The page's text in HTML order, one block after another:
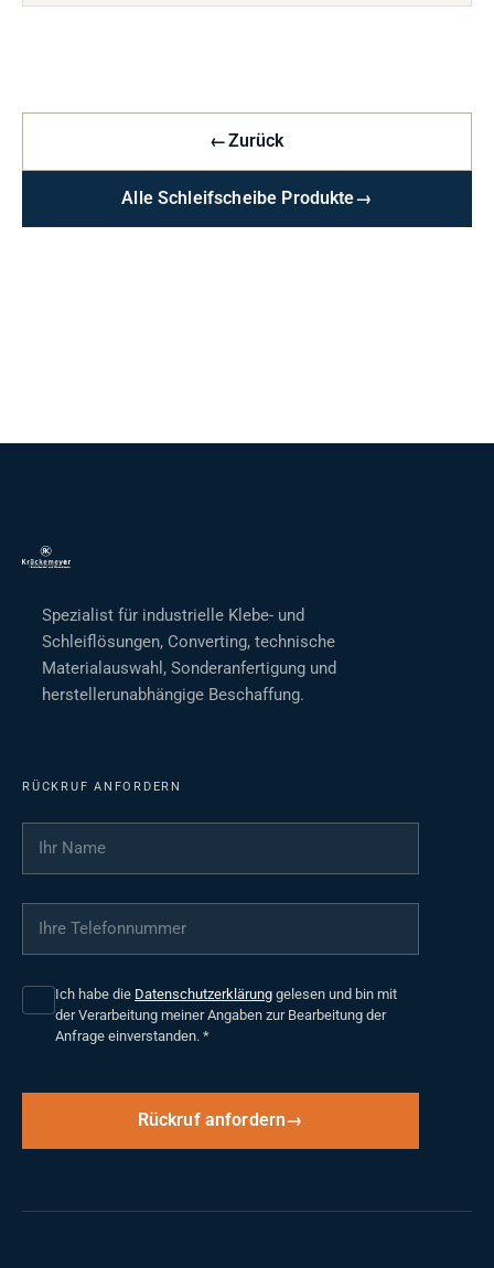
←Zurück
Alle Schleifscheibe Produkte→
Spezialist für industrielle Klebe- und
Schleiflösungen, Converting, technische
Materialauswahl, Sonderanfertigung und
herstellerunabhängige Beschaffung.
RÜCKRUF ANFORDERN
Ihr Name
Ihre Telefonnummer
Ich habe die Datenschutzerklärung gelesen und bin mit
der Verarbeitung meiner Angaben zur Bearbeitung der
Anfrage einverstanden. *
Rückruf anfordern